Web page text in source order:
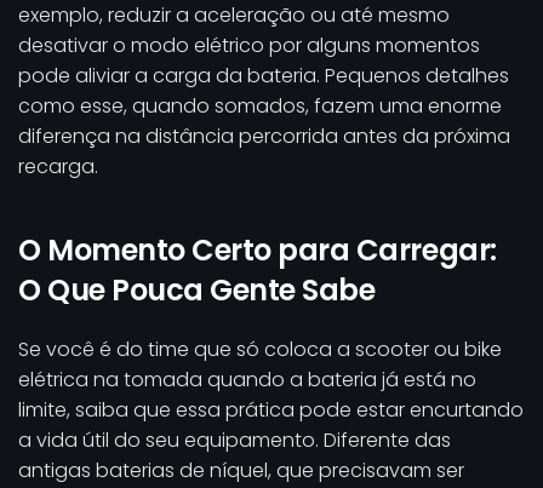
exemplo, reduzir a aceleração ou até mesmo
desativar o modo elétrico por alguns momentos
pode aliviar a carga da bateria. Pequenos detalhes
como esse, quando somados, fazem uma enorme
diferença na distância percorrida antes da próxima
recarga.
O Momento Certo para Carregar:
O Que Pouca Gente Sabe
Se você é do time que só coloca a scooter ou bike
elétrica na tomada quando a bateria já está no
limite, saiba que essa prática pode estar encurtando
a vida útil do seu equipamento. Diferente das
antigas baterias de níquel, que precisavam ser